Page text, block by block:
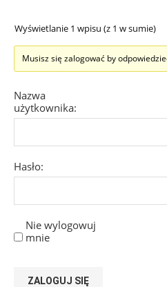
Wyświetlanie 1 wpisu (z 1 w sumie)
Musisz się zalogować by
Nazwa
użytkownika:
Hasło:
Nie wylogowuj
mnie
ZALOGUJ SIĘ